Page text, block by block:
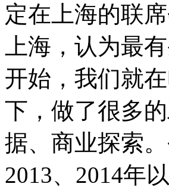
定在上海的联
上海，认为最
开始，我们就
下，做了很多
据、商业探索
2013、2014年